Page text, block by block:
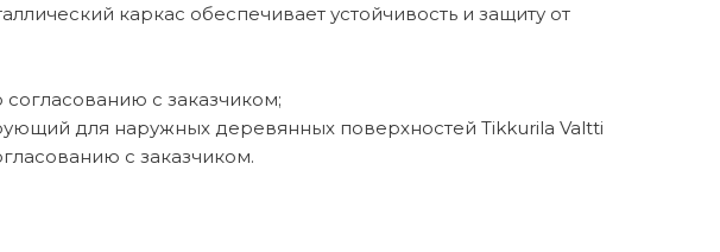
каркас обеспечивает устойчивость и защиту от
с заказчиком;
для наружных деревянных поверхностей Tikkurila Valtti
с заказчиком.